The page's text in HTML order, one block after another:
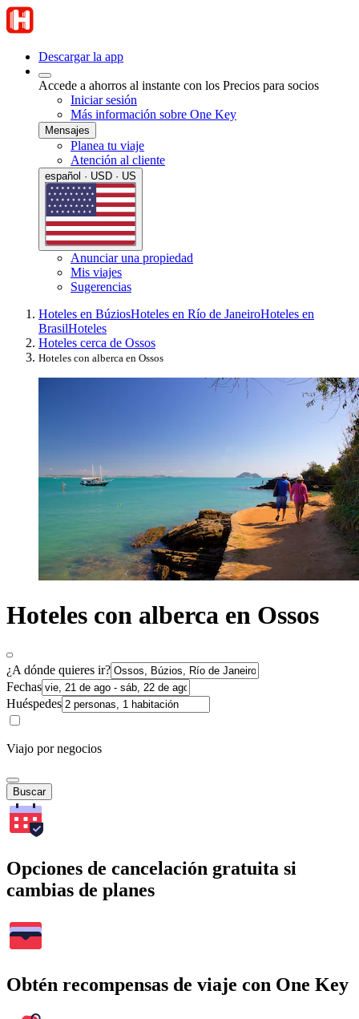
Descargar la app
Accede a ahorros al instante con los Precios para socios
Iniciar sesión
Más información sobre One Key
Mensajes
Planea tu viaje
Atención al cliente
español · USD · US
Anunciar una propiedad
Mis viajes
Sugerencias
Hoteles en BúziosHoteles en Río de JaneiroHoteles en
BrasilHoteles
Hoteles cerca de Ossos
Hoteles con alberca en Ossos
Hoteles con alberca en Ossos
¿A dónde quieres ir?
Fechas
Huéspedes
Viajo por negocios
Buscar
Opciones de cancelación gratuita si
cambias de planes
Obtén recompensas de viaje con One Key